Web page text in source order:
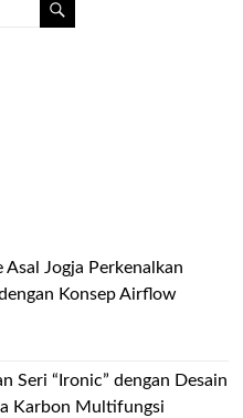
Asal Jogja Perkenalkan
Konsep Airflow
Seri “Ironic” dengan Desain
Karbon Multifungsi